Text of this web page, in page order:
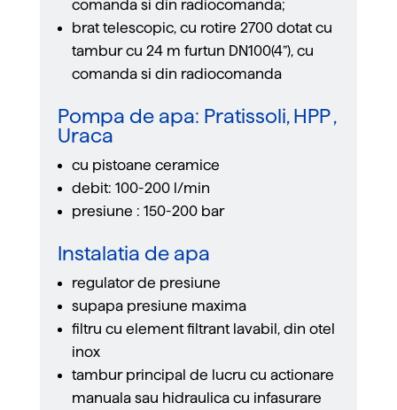
comanda si din radiocomanda;
brat telescopic, cu rotire 2700 dotat cu
tambur cu 24 m furtun DN100(4”), cu
comanda si din radiocomanda
Pompa de apa: Pratissoli, HPP ,
Uraca
cu pistoane ceramice
debit: 100-200 l/min
presiune : 150-200 bar
Instalatia de apa
regulator de presiune
supapa presiune maxima
ﬁltru cu element ﬁltrant lavabil, din otel
inox
tambur principal de lucru cu actionare
manuala sau hidraulica cu infasurare